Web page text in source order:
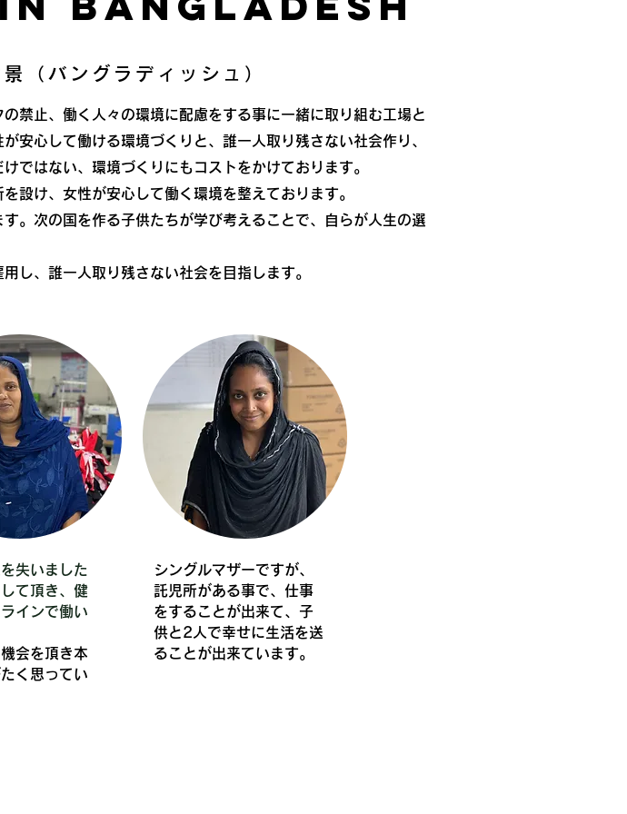
（バングラディッシュ）
禁止、働く人々の環境に配慮をする事に一緒に取り組む工場と
安心して働ける環境づくりと、誰一人取り残さない社会作り、
ではない、環境づくりにもコストをかけております。
設け、女性が安心して働く環境を整えております。
。次の国を作る子供たちが学び考えることで、自らが人生の選
し、誰一人取り残さない社会を目指します。
失いました
て頂き、健
インで働い
会を頂き本
く思ってい
​シングルマザーですが、
託児所がある事で、仕事
をすることが出来て、子
供と2人で幸せに生活を送
ることが出来ています。